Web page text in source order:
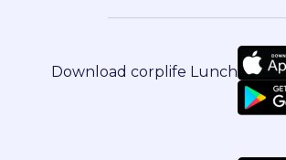
Download corplife Lunch